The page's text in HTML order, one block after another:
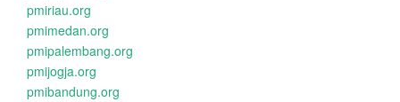
pmiriau.org
pmimedan.org
pmipalembang.org
pmijogja.org
pmibandung.org